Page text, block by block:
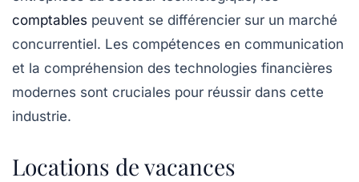
comptables peuvent se différencier sur un marché
concurrentiel. Les compétences en communication
et la compréhension des technologies financières
modernes sont cruciales pour réussir dans cette
industrie.
Locations de vacances